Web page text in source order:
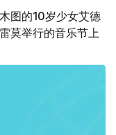
图的10岁少女艾德
莫举行的音乐节上